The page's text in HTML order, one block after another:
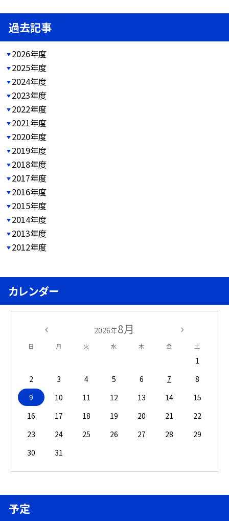
過去記事
2026年度
2025年度
2024年度
2023年度
2022年度
2021年度
2020年度
2019年度
2018年度
2017年度
2016年度
2015年度
2014年度
2013年度
2012年度
カレンダー
2026年8月
日 月 火 水 木 金 土
1
2
3 4 5 6 7
8
9
10 11 12 13 14
15
16
17 18 19 20 21
22
23
24 25 26 27 28
29
30
31
予定